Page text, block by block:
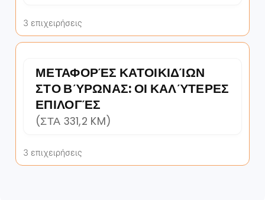
3 επιχειρήσεις
ΜΕΤΑΦΟΡΈΣ ΚΑΤΟΙΚΙΔΊΩΝ
ΣΤΟ ΒΎΡΩΝΑΣ: ΟΙ ΚΑΛΎΤΕΡΕΣ
ΕΠΙΛΟΓΈΣ
(ΣΤΑ 331,2 KM)
3 επιχειρήσεις